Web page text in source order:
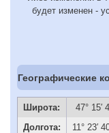
будет изменен -
Географические
Широта:
47° 15′
Долгота:
11° 23′